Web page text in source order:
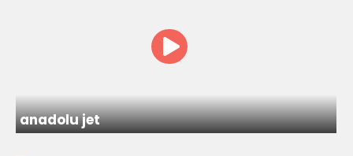
anadolu jet